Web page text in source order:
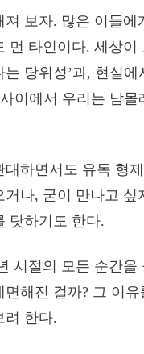
져 보자. 많은 이들에
먼 타인이다. 세상이
당위성’과, 현실에
이에서 우리는 남몰
대하면서도 유독 형
거나, 굳이 만나고 싶
탓하기도 한다.
시절의 모든 순간을
면해진 걸까? 그 이
려 한다.